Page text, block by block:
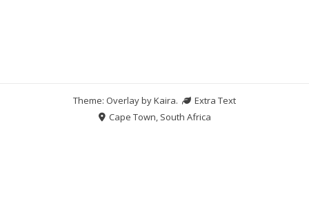
Theme: Overlay byKaira.
Extra Text
Cape Town, South Africa